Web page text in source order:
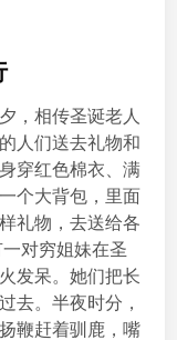
，相传圣诞老人
人们送去礼物和
穿红色棉衣、满
个大背包，里面
礼物，去送给各
对穷姐妹在圣
发呆。她们把长
去。半夜时分，
鞭赶着驯鹿，嘴